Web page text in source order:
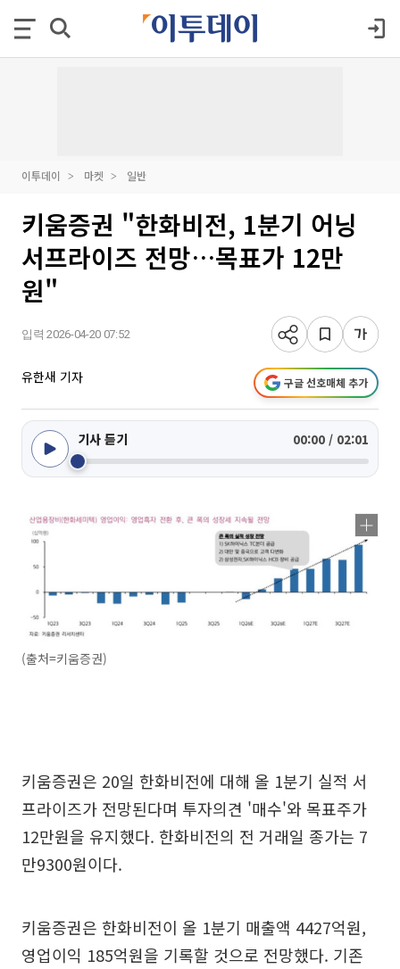
이투데이 마켓 일반
키움증권 "한화비전, 1분기 어닝
서프라이즈 전망…목표가 12만
원"
입력 2026-04-20 07:52
유한새 기자 구글 선호매체 추가
기사 듣기 00:00 / 02:01
(출처=키움증권)
키움증권은 20일 한화비전에 대해 올 1분기 실적 서
프라이즈가 전망된다며 투자의견 '매수'와 목표주가
12만원을 유지했다. 한화비전의 전 거래일 종가는 7
만9300원이다.
키움증권은 한화비전이 올 1분기 매출액 4427억원,
영업이익 185억원을 기록할 것으로 전망했다. 기존